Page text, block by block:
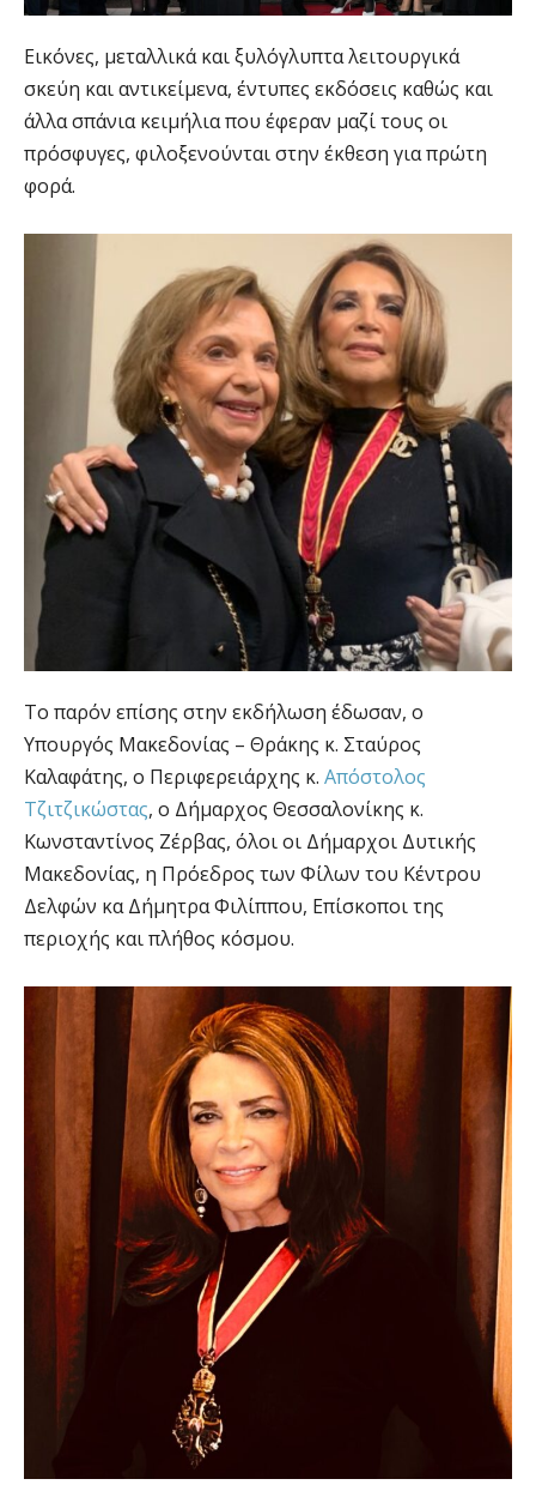
Εικόνες, μεταλλικά και ξυλόγλυπτα λειτουργικά
σκεύη και αντικείμενα, έντυπες εκδόσεις καθώς και
άλλα σπάνια κειμήλια που έφεραν μαζί τους οι
πρόσφυγες, φιλοξενούνται στην έκθεση για πρώτη
φορά.
Το παρόν επίσης στην εκδήλωση έδωσαν, ο
Υπουργός Μακεδονίας – Θράκης κ. Σταύρος
Καλαφάτης, ο Περιφερειάρχης κ. Απόστολος
Τζιτζικώστας, ο Δήμαρχος Θεσσαλονίκης κ.
Κωνσταντίνος Ζέρβας, όλοι οι Δήμαρχοι Δυτικής
Μακεδονίας, η Πρόεδρος των Φίλων του Κέντρου
Δελφών κα Δήμητρα Φιλίππου, Επίσκοποι της
περιοχής και πλήθος κόσμου.